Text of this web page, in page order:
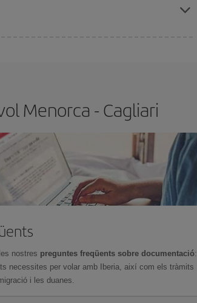
Menorca - Cagliari
nostres preguntes freqüents sobre documentació:
necessites per volar amb Iberia, així com els tràmits
i les duanes.